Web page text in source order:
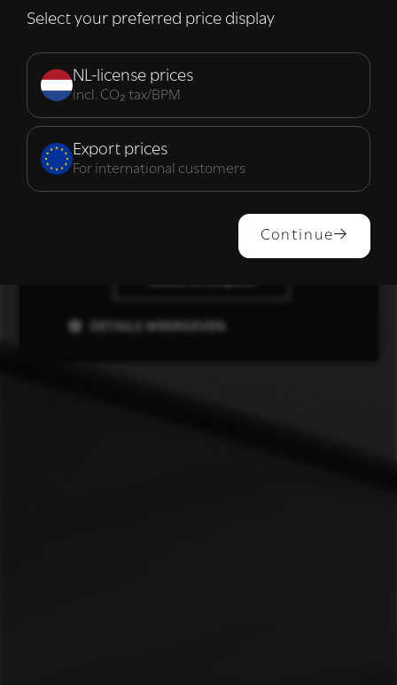
Select your preferred price display
NL-license prices
incl. CO₂ tax/BPM
Export prices
For international customers
Continue
van hun diensten. Lees verder
Strikt
noodzakelijk
Prestatie Targeting
ALLES ACCEPTEREN
DETAILS WEERGEVEN